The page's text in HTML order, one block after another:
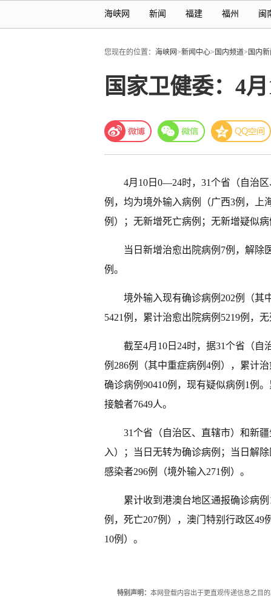
海峡网 新闻 福建 福州 闽
您现在的位置： 海峡网>新闻中心> 国内频道> 国内新
国家卫健委：4
4月10日0—24时，31个省（自治
例，均为境外输入病例（广西3例，上
例）；无新增死亡病例；无新增疑似病
当日新增治愈出院病例 7例，解除
例。
境外输入现有确诊病例 202例（其
5421例，累计治愈出院病例5219例，无
截至4月10日24时，据31个省（
例286例（其中重症病例4例），累计
确诊病例90410例，现有疑似病例1例
接触者7649人。
31个省（自治区、直辖市）和新
入）；当日无转为确诊病例；当日解
感染者296例（境外输入271例）。
累计收到港澳台地区通报确诊病例
例，死亡207例），澳门特别行政区49
10例）。
特别声明： 本网登载内容出于更直观传递信息之目